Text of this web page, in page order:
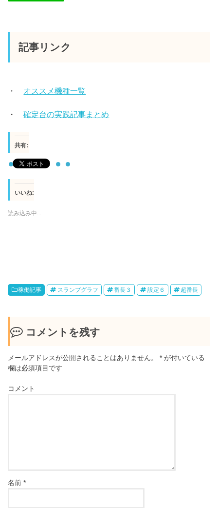
記事リンク
・ オススメ機種一覧
・確定台の実践記事まとめ
共有:
いいね:
読み込み中...
稼働記事 スランプグラフ 番長３ 設定６ 超番長
コメントを残す
メールアドレスが公開されることはありません。 * が付いている
欄は必須項目です
コメント
名前*